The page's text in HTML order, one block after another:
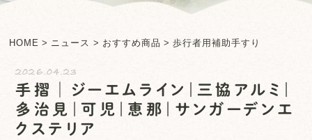
HOME > ニュース > おすすめ商品 > 歩行者用補助手すり
2026.04.23
手摺│ジーエムライン｜三協アルミ｜
多治見｜可児｜恵那｜サンガーデンエ
クステリア